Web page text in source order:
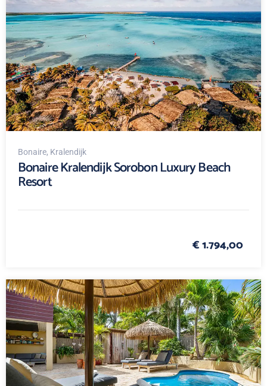
Bonaire, Kralendijk
Bonaire Kralendijk Sorobon Luxury Beach
Resort
€ 1.794,00